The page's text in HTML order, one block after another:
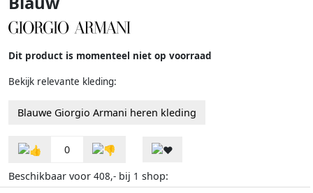
Dit product is momenteel niet op voorraad
Bekijk relevante kleding:
Blauwe Giorgio Armani heren kleding
0
Beschikbaar voor 408,- bij 1 shop: